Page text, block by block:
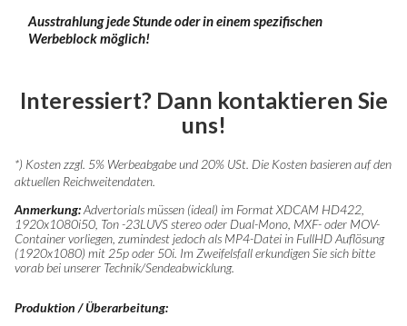
Ausstrahlung jede Stunde oder in einem spezifischen
Werbeblock möglich!
Interessiert? Dann kontaktieren Sie
uns!
*) Kosten zzgl. 5% Werbeabgabe und 20% USt. Die Kosten basieren auf den
aktuellen Reichweitendaten.
Anmerkung:Advertorials müssen (ideal) im Format XDCAM HD422,
1920x1080i50, Ton -23LUVS stereo oder Dual-Mono, MXF- oder MOV-
Container vorliegen, zumindest jedoch als MP4-Datei in FullHDAuflösung
(1920x1080) mit 25p oder 50i. Im Zweifelsfall erkundigen Sie sich bitte
vorab bei unserer Technik/Sendeabwicklung.
Produktion / Überarbeitung: